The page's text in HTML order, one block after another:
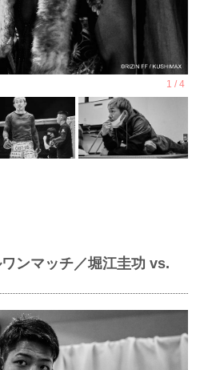
ンマッチ／堀江圭功 vs.